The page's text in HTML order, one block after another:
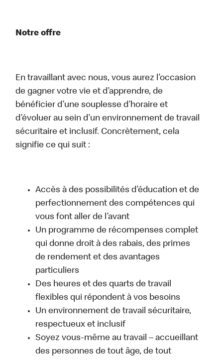
Notre offre
En travaillant avec nous, vous aurez l’occasion
de gagner votre vie et d’apprendre, de
bénéficier d’une souplesse d’horaire et
d’évoluer au sein d’un environnement de travail
sécuritaire et inclusif. Concrètement, cela
signifie ce qui suit :
Accès à des possibilités d’éducation et de
perfectionnement des compétences qui
vous font aller de l’avant
Un programme de récompenses complet
qui donne droit à des rabais, des primes
de rendement et des avantages
particuliers
Des heures et des quarts de travail
flexibles qui répondent à vos besoins
Un environnement de travail sécuritaire,
respectueux et inclusif
Soyez vous-même au travail – accueillant
des personnes de tout âge, de tout